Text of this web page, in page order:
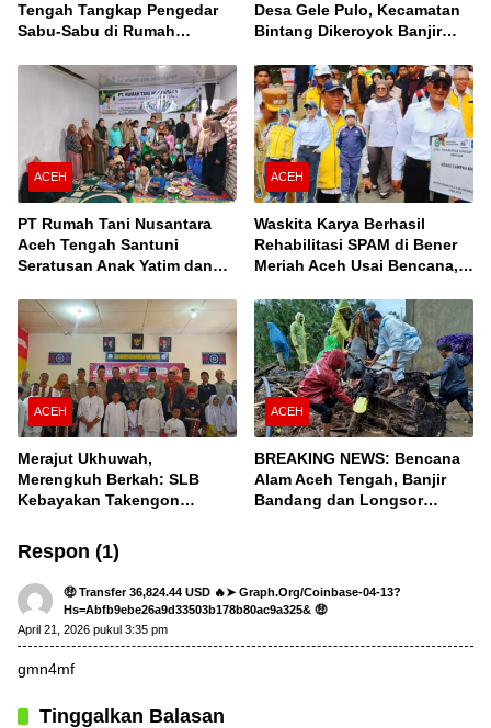
Tengah Tangkap Pengedar
Sabu-Sabu di Rumah
Desa Gele Pulo, Kecamatan
Bintang Dikeroyok Banjir
ACEH
PT Rumah Tani Nusantara
Aceh Tengah Santuni
Seratusan Anak Yatim dan
Puasa Bersama
ACEH
Waskita Karya Berhasil
Rehabilitasi SPAM di Bener
Meriah Aceh Usai Bencana,
Air Bagi 3.000 KK
ACEH
Merajut Ukhuwah,
Merengkuh Berkah: SLB
Kebayakan Takengon
ACEH
BREAKING NEWS: Bencana
Alam Aceh Tengah, Banjir
Bandang dan Longsor
Respon (1)
🤑 Transfer 36,824.44 USD 🔥➤ Graph.org/Coinbase-04-13?
Hs=abfb9ebe26a9d33503b178b80ac9a325& 🤑
April 21, 2026 pukul 3:35 pm
gmn4mf
Tinggalkan Balasan